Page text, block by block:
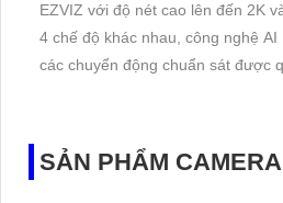
EZVIZ với độ nét cao lên đến 2K
4 chế độ khác nhau, công nghệ
các chuyển động chuẩn sát được
SẢN PHẨM